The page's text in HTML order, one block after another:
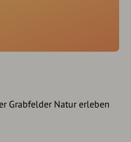
Grabfelder Natur erleben